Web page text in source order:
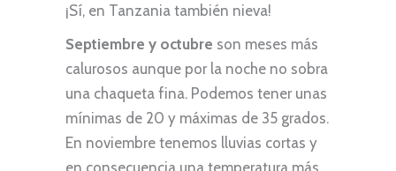
¡Sí, en Tanzania también nieva!
Septiembre y octubre son meses más
calurosos aunque por la noche no sobra
una chaqueta fina. Podemos tener unas
mínimas de 20 y máximas de 35 grados.
En noviembre tenemos lluvias cortas y
en consecuencia una temperatura más